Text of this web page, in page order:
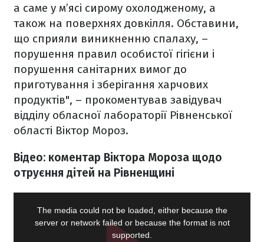
а саме у м’ясі сирому охолодженому, а
також на поверхнях довкілля. Обставини,
що сприяли виникненню спалаху, –
порушення правил особистої гігієни і
порушення санітарних вимог до
приготування і зберігання харчових
продуктів", – прокоментував завідувач
відділу обласної лабораторії Рівненської
області Віктор Мороз.
Відео: коментар Віктора Мороза щодо
отруєння дітей на Рівненщині